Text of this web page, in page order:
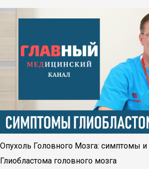
Опухоль Головного Мозга: симптомы и
Глиобластома головного мозга